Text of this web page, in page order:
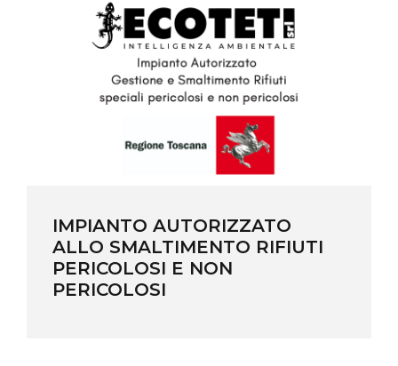
AZIENDA CERTIFICATA RACCOLTA
RIFIUTI URBANI CAT.1F
AZIENDA CERTIFICATA
RACCOLTA RIFIUTI URBANI
CAT.1F